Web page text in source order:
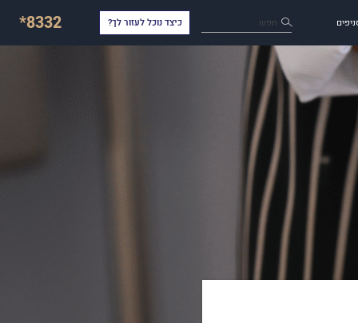
חפש כיצד נוכל לעזור לך? *8332